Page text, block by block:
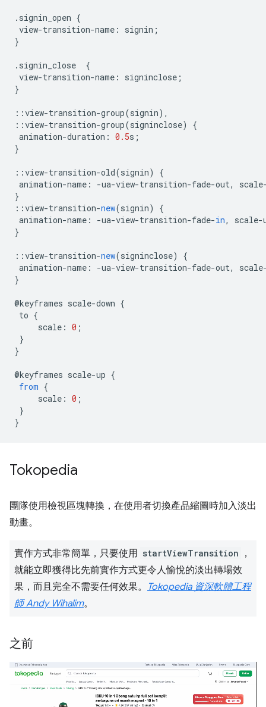
. signin_open {
view-transition-name : signin ;
}
. signin_close
{
view-transition-name : signinclose ;
}
::view-transition-group(signin),
::view-transition-group(signinclose)
{
animation-duration : 0.5s ;
}
::view-transition-old(signin)
{
animation-name : -ua-view-transition-fade-out, scale
}
::view-transition-new(signin)
{
animation-name : -ua-view-transition-fade-in, scale-
}
::view-transition-new(signinclose)
{
animation-name : -ua-view-transition-fade-out, scale
}
@keyframes scale-down {
to {
scale : 0 ;
}
}
@keyframes scale-up {
from {
scale : 0 ;
}
}
Tokopedia
團隊使用檢視區塊轉換，在使用者切換產品縮圖時加入淡出
動畫。
實作方式非常簡單，只要使用 startViewTransition
，
就能立即獲得比先前實作方式更令人愉悅的淡出轉場效
果，而且完全不需要任何效果。
Tokopedia 資深軟體工程
師 Andy Wihalim。
之前